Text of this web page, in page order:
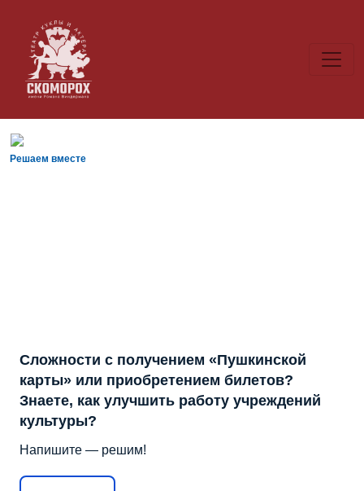
Решаем вместе
Сложности с получением «Пушкинской
карты» или приобретением билетов?
Знаете, как улучшить работу учреждений
культуры?
Напишите — решим!